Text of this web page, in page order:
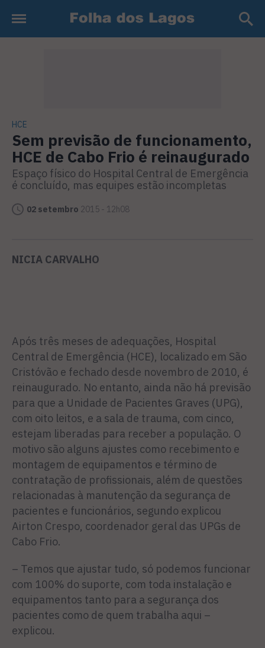
HCE
Sem previsão de funcionamento,
HCE de Cabo Frio é reinaugurado
Espaço físico do Hospital Central de Emergência
é concluído, mas equipes estão incompletas
02 setembro 2015 - 12h08
NICIA CARVALHO
Após três meses de adequações, Hospital
Central de Emergência (HCE), localizado em São
Cristóvão e fechado desde novembro de 2010, é
reinaugurado. No entanto, ainda não há previsão
para que a Unidade de Pacientes Graves (UPG),
com oito leitos, e a sala de trauma, com cinco,
estejam liberadas para receber a população. O
motivo são alguns ajustes como recebimento e
montagem de equipamentos e término de
contratação de profissionais, além de questões
relacionadas à manutenção da segurança de
pacientes e funcionários, segundo explicou
Airton Crespo, coordenador geral das UPGs de
Cabo Frio.
– Temos que ajustar tudo, só podemos funcionar
com 100% do suporte, com toda instalação e
equipamentos tanto para a segurança dos
pacientes como de quem trabalha aqui –
explicou.